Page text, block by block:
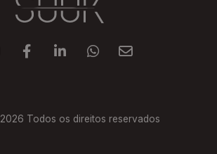
   
2026 Todos os direitos reservados